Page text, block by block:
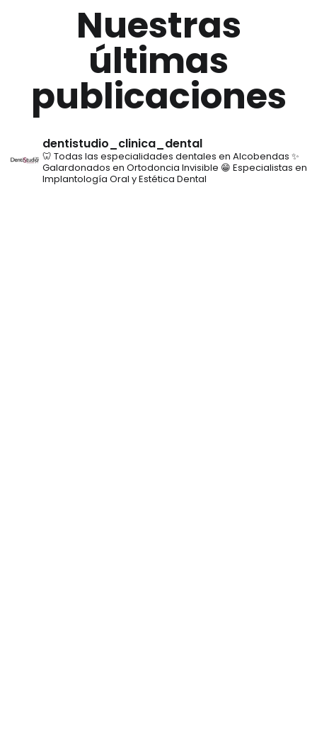
Nuestras
últimas
publicaciones
dentistudio_clinica_dental
🦷 Todas las especialidades dentales en Alcobendas ✨
Galardonados en Ortodoncia Invisible 😁 Especialistas en
Implantología Oral y Estética Dental